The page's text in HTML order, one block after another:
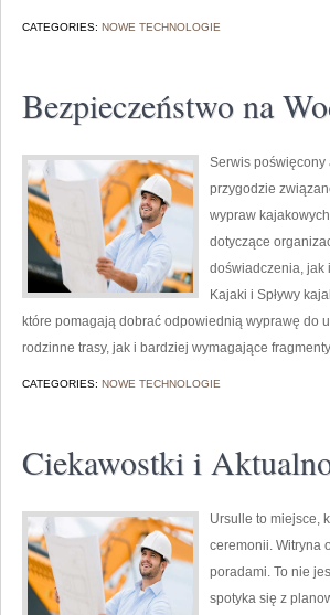
CATEGORIES: NOWE TECHNOLOGIE
Bezpieczeństwo na
Serwis poświęcony
przygodzie
wypraw
dotyczące
doświadczenia, jak
Kajaki i Spływy
które pomagają dobrać odpowiednią wyprawę do
rodzinne trasy, jak i bardziej wymagające
CATEGORIES: NOWE TECHNOLOGIE
Ciekawostki i
Ursulle to miejsce,
ceremonii. Witryna
poradami. To nie
spotyka się z